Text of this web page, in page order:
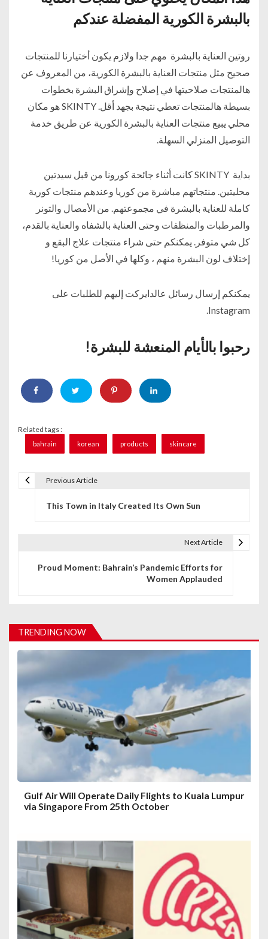
بالبشرة الكورية المفضلة عندكم
روتين العناية بالبشرة مهم جدا ولازم يكون أختيارنا للمنتجات
صحيح مثل منتجات العناية بالبشرة الكورية، من المعروف عن
هالمنتجات صلاحيتها في إصلاح وإشراق البشرة بخطوات
بسيطة هالمنتجات تعطي نتيجة بجهد أقل. SKINTY هو مكان
محلي يبيع منتجات العناية بالبشرة الكورية عن طريق خدمة
التوصيل المنزلي السهلة.
بداية SKINTY كانت أثناء جائحة كورونا من قبل سيدتين
محليتين. منتجاتهم مباشرة من كوريا وعندهم منتجات كورية
كاملة للعناية بالبشرة في مجموعتهم. من الأمصال والتونر
والمرطبات والمنظفات وحتى العناية بالشفاه والعناية بالقدم،
كل شي متوفر. يمكنكم حتى شراء منتجات علاج البقع و
إختلاف لون البشرة منهم ، وكلها في الأصل من كوريا!
يمكنكم إرسال رسائل عالدايركت إليهم للطلبات على
Instagram.
رحبوا بالأيام المنعشة للبشرة!
Related tags :
bahrain korean products skincare
i
a
t
i
Previous Article
This Town in Italy Created Its Own Sun
Next Article
Proud Moment: Bahrain’s Pandemic Efforts for
Women Applauded
TRENDING NOW
Gulf Air Will Operate Daily Flights to Kuala Lumpur
via Singapore From 25th October